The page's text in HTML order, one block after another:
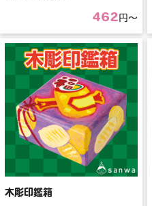
462円〜
木彫印鑑箱